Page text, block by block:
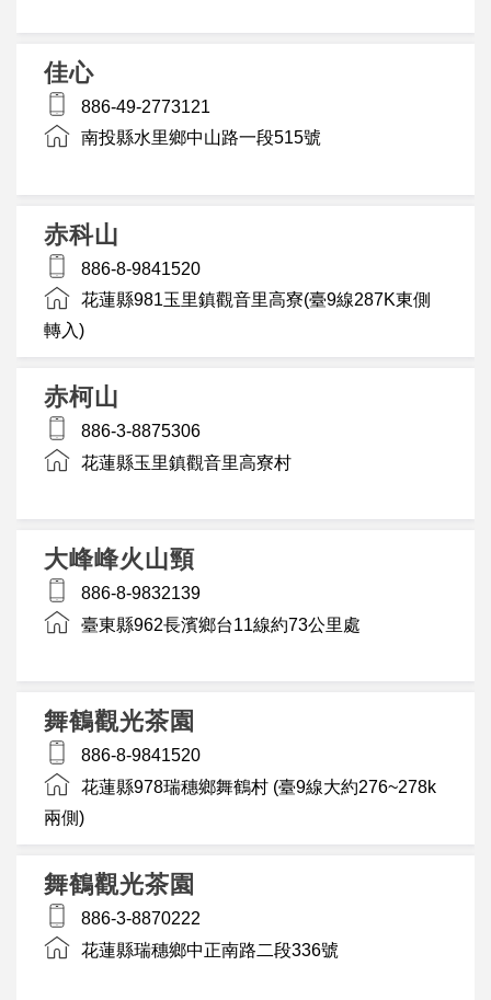
佳心
886-49-2773121
南投縣水里鄉中山路一段515號
赤科山
886-8-9841520
花蓮縣981玉里鎮觀音里高寮(臺9線287K東側
轉入)
赤柯山
886-3-8875306
花蓮縣玉里鎮觀音里高寮村
大峰峰火山頸
886-8-9832139
臺東縣962長濱鄉台11線約73公里處
舞鶴觀光茶園
886-8-9841520
花蓮縣978瑞穗鄉舞鶴村 (臺9線大約276~278k
兩側)
舞鶴觀光茶園
886-3-8870222
花蓮縣瑞穗鄉中正南路二段336號